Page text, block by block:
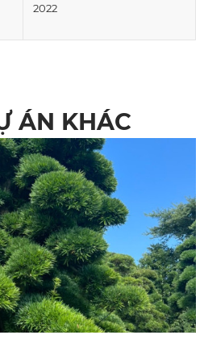
2022
ÁN KHÁC